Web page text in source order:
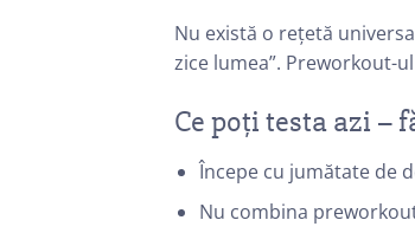
Nu există o rețetă
zice lumea”. Preworkout-
Ce poți testa azi –
Începe cu jumătate de
Nu combina